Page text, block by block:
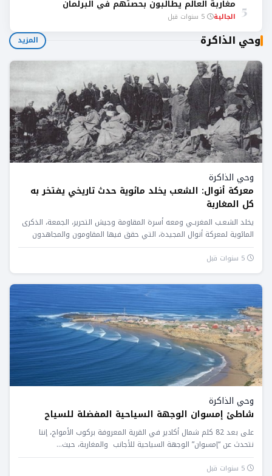
5 مغاربة العالم يطالبون بحصتهم في البرلمان
الجالية
وحي الذاكرة المزيد
وحي الذاكرة
معركة أنوال: الشعب يخلد مائوية حدث تاريخي يفتخر به
كل المغاربة
يخلد الشعـب المغربـي ومعه أسرة المقاومة وجيش التحرير، الجمعة، الذكرى
المائوية لمعركة أنوال المجيدة، التي حقق فيها المقاومون والمجاهدون
المغاربة...
وحي الذاكرة
شاطئ إمسوان الوجهة السياحية المفضلة للسياح
على بعد 82 كلم شمال أكادير في القرية المعروفة بركوب الأمواج، إننا
نتحدث عن “إمسوان” الوجهة السياحية للأجانب والمغاربة، حيث...